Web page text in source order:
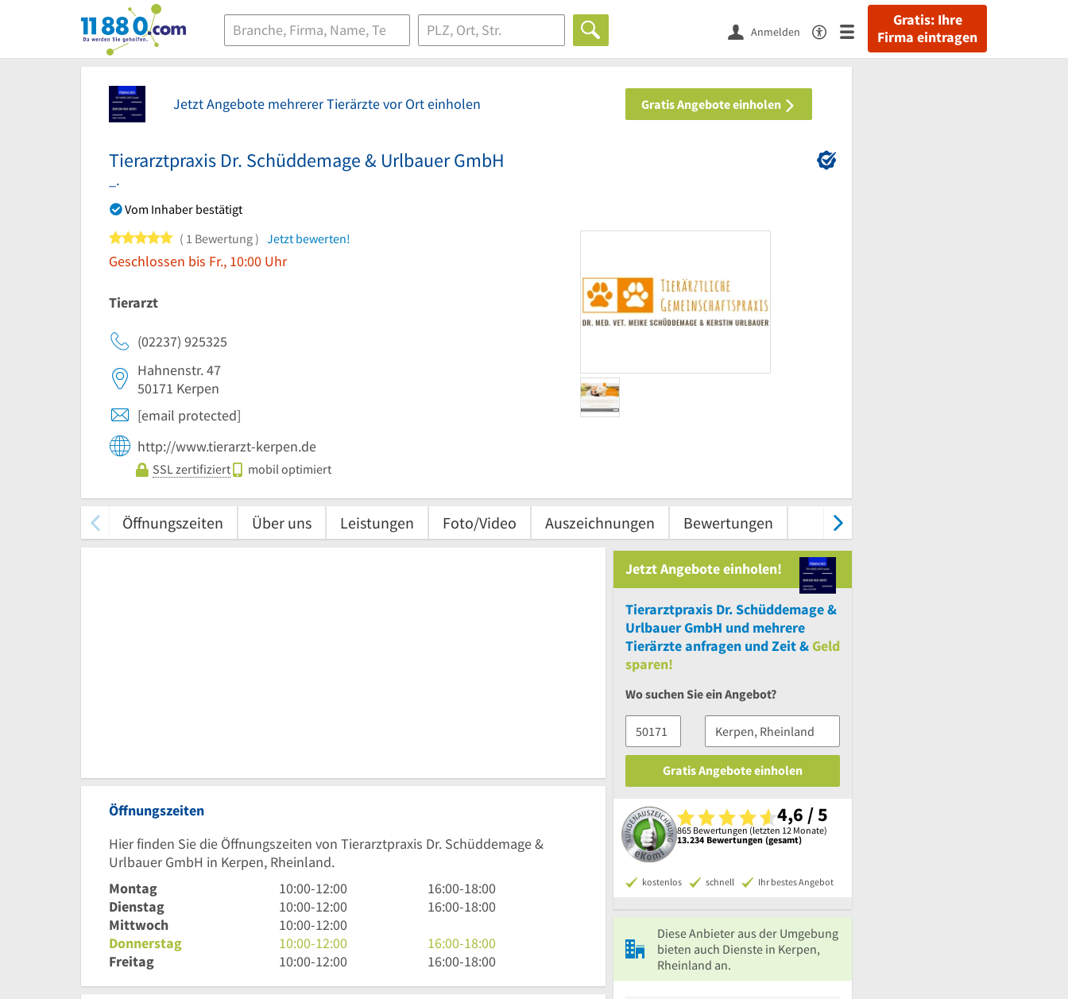
11880.com
Gratis: Ihre
Firma eintragen
Anmelden
Jetzt Angebote mehrerer Tierärzte vor Ort einholen Gratis Angebote einholen
Tierarztpraxis Dr. Schüddemage & Urlbauer GmbH
_.
Vom Inhaber bestätigt
5 von 5 Sternen
1 Bewertung Jetzt bewerten!
Geschlossen bis Fr., 10:00 Uhr
Tierarzt
(02237) 925325
Hahnenstr. 47
50171 Kerpen
[email protected]
http://www.tierarzt-kerpen.de
SSL zertifiziert mobil optimiert
Öffnungszeiten Über uns Leistungen Foto/Video Auszeichnungen Bewertungen Karte & Route
Öffnungszeiten
Hier finden Sie die Öffnungszeiten von Tierarztpraxis Dr. Schüddemage &
Urlbauer GmbH in Kerpen, Rheinland.
Montag
10
Uhr
bis
12
Uhr
10:00-12:00
16
Uhr
18
Uhr
16:00-18:00
Dienstag
10
Uhr
bis
12
10:00-12:00
16
bis
18
16:00-18:00
Mittwoch
10
Uhr
bis
10:00-12:00
Donnerstag
10
Uhr
10:00-12:00
16
Uhr
16:00-18:00
Freitag
10
10:00-12:00
16
16:00-18:00
Jetzt Angebote einholen!
Tierarztpraxis Dr. Schüddemage &
Urlbauer GmbH und mehrere
Tierärzte anfragen und Zeit &Geld
sparen!
Wo suchen Sie ein Angebot?
Gratis Angebote einholen
4,6 / 5
865 Bewertungen (letzten 12 Monate)
13.234 Bewertungen (gesamt)
kostenlos schnell Ihr bestes Angebot
Diese Anbieter aus der Umgebung
bieten auch Dienste in Kerpen,
Rheinland an.